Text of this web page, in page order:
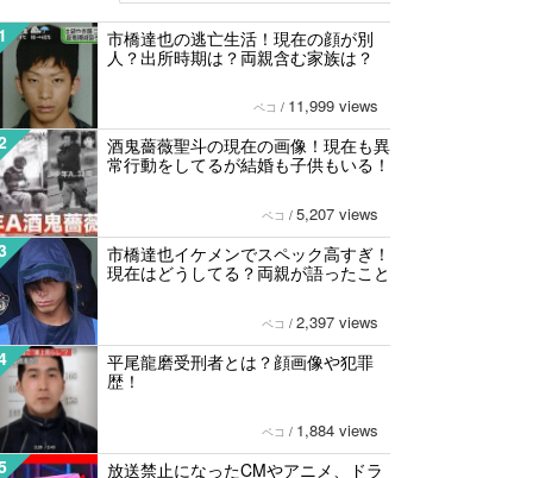
市橋達也の逃亡生活！現在の顔が別
人？出所時期は？両親含む家族は？
ペコ / 11,999 views
酒鬼薔薇聖斗の現在の画像！現在も異
常行動をしてるが結婚も子供もいる！
ペコ / 5,207 views
市橋達也イケメンでスペック高すぎ！
現在はどうしてる？両親が語ったこと
ペコ / 2,397 views
平尾龍磨受刑者とは？顔画像や犯罪
歴！
ペコ / 1,884 views
放送禁止になったCMやアニメ、ドラ